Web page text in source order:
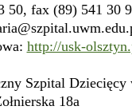
50, fax (89) 541 30
http://usk-
Szpital Dziecięcy
18a